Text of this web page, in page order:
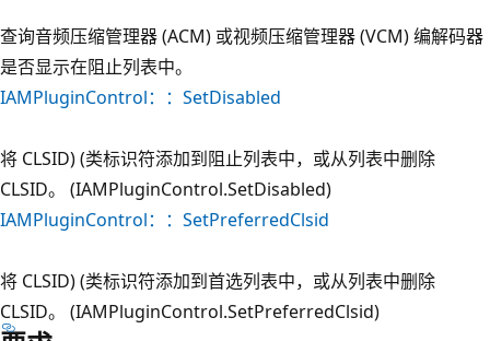
查询音频压缩管理器 (ACM) 或视频压缩管理器 (VCM) 编解码器
是否显示在阻止列表中。
IAMPluginControl：：SetDisabled
将 CLSID) (类标识符添加到阻止列表中，或从列表中删除
CLSID。 (IAMPluginControl.SetDisabled)
IAMPluginControl：：SetPreferredClsid
将 CLSID) (类标识符添加到首选列表中，或从列表中删除
CLSID。 (IAMPluginControl.SetPreferredClsid)